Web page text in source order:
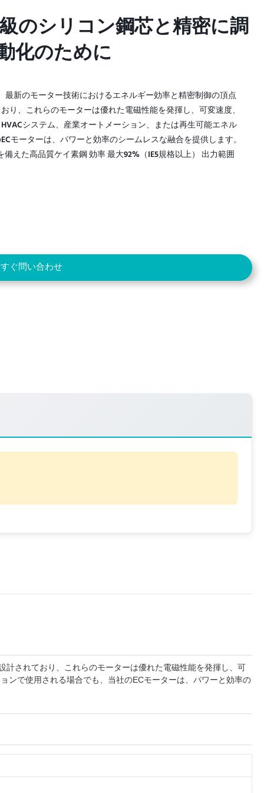
のシリコン鋼芯と精密に調
化のために
のシリコン鋼芯と精密に調
化のために
最新のモーター技術におけるエネルギー効率と精密制御の頂点
、これらのモーターは優れた電磁性能を発揮し、可変速度、
システム、産業オートメーション、または再生可能エネル
モーターは、パワーと効率のシームレスな融合を提供します。
えた高品質ケイ素鋼 効率 最大92%（IE5規格以上） 出力範囲
ぐ問い合わせ
されており、これらのモーターは優れた電磁性能を発揮し、可
ンで使用される場合でも、当社のECモーターは、パワーと効率の